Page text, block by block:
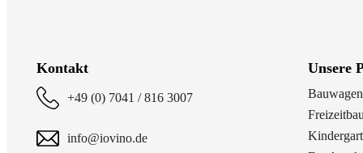
Kontakt
+49 (0) 7041 / 816 3007
info@iovino.de
Unsere